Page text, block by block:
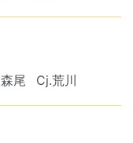
尾 Cj.荒川